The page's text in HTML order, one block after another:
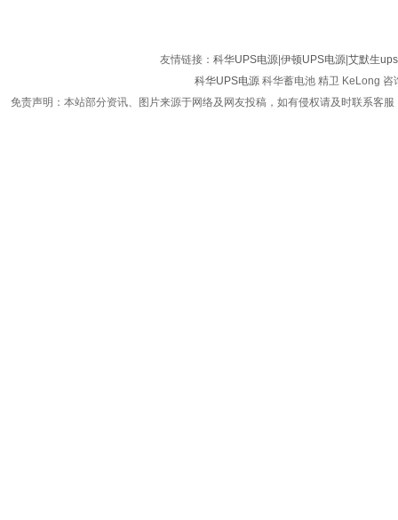
友情链接： 科华UPS电源 伊顿UPS电源 艾默生
科华UPS电源 科华蓄电池 精卫 KeLong
免责声明：本站部分资讯、图片来源于网络及网友投稿，如有侵权请及时联系客